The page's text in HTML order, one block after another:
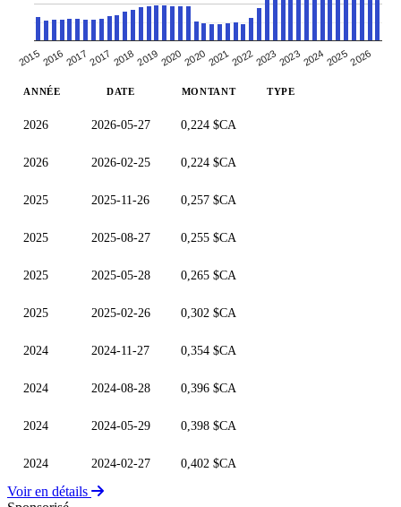
2015201620172017 20182019202020202021202220232023202420252026
ANNÉE DATE MONTANT TYPE
2026 2026-05-27 0,224 $CA
2026 2026-02-25 0,224 $CA
2025 2025-11-26 0,257 $CA
2025 2025-08-27 0,255 $CA
2025 2025-05-28 0,265 $CA
2025 2025-02-26 0,302 $CA
2024 2024-11-27 0,354 $CA
2024 2024-08-28 0,396 $CA
2024 2024-05-29 0,398 $CA
2024 2024-02-27 0,402 $CA
Voir en détails